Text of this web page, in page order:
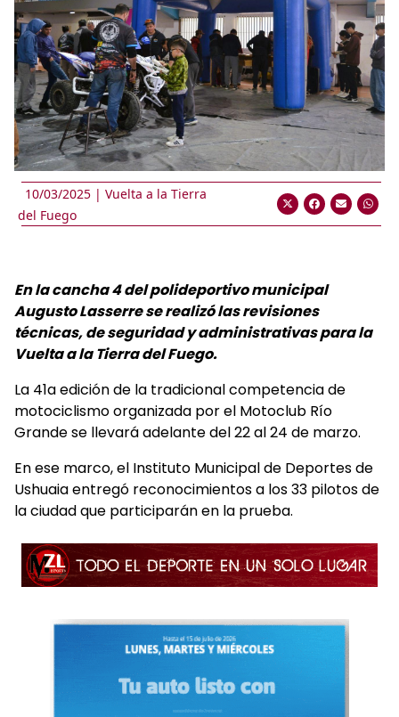
10/03/2025 | Vuelta a la Tierra
del Fuego
En la cancha 4 del polideportivo municipal
Augusto Lasserre se realizó las revisiones
técnicas, de seguridad y administrativas para la
Vuelta a la Tierra del Fuego.
La 41a edición de la tradicional competencia de
motociclismo organizada por el Motoclub Río
Grande se llevará adelante del 22 al 24 de marzo.
En ese marco, el Instituto Municipal de Deportes de
Ushuaia entregó reconocimientos a los 33 pilotos de
la ciudad que participarán en la prueba.